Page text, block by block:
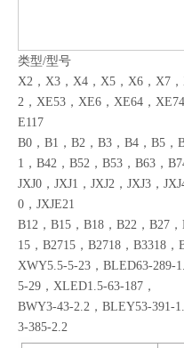
类型/型号
X2，X3，X4，X5，X6，X7
2，XE53，XE6，XE64，
E117
B0，B1，B2，B3，B4，B5，
1，B42，B52，B53，B63，
JXJ0，JXJ1，JXJ2，JXJ3，
0，JXJE21
B12，B15，B18，B22，B27
15，B2715，B2718，B3318，
XWY5.5-5-23，BLED63-289-